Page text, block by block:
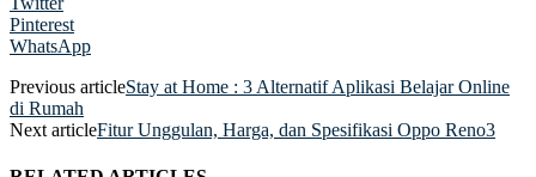
Pinterest
WhatsApp
Previous articleStay at Home : 3 Alternatif Aplikasi Belajar Online
di Rumah
Next articleFitur Unggulan, Harga, dan Spesifikasi Oppo Reno3